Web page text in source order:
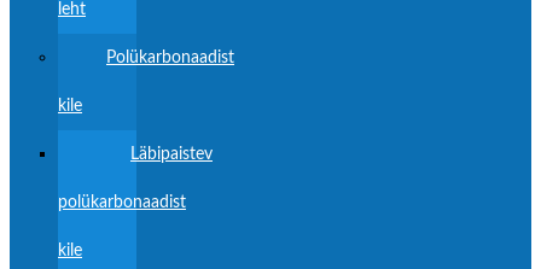
leht
Polükarbonaadist
kile
Läbipaistev
polükarbonaadist
kile